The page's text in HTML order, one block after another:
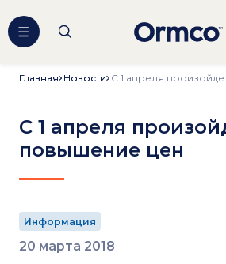
Главная
Главная Новости
Новости С 1 апреля
С 1 апреля
повышение цен
Информация
20 марта 2018